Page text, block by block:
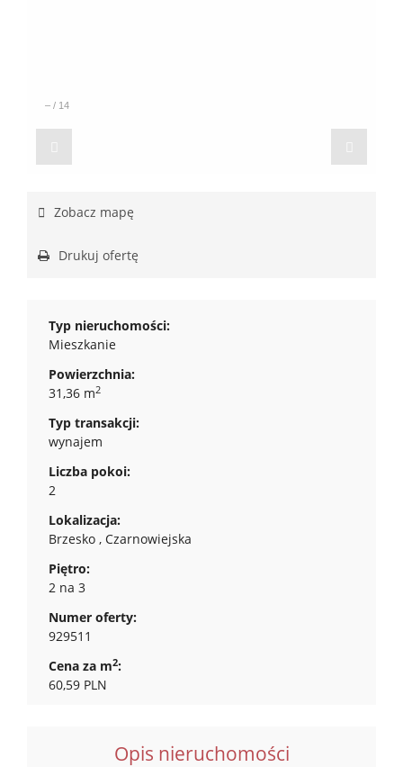
– / 14
Zobacz mapę
Drukuj ofertę
Typ nieruchomości:
Mieszkanie
Powierzchnia:
31,36 m2
Typ transakcji:
wynajem
Liczba pokoi:
2
Lokalizacja:
Brzesko , Czarnowiejska
Piętro:
2 na 3
Numer oferty:
929511
Cena za m2:
60,59 PLN
Opis nieruchomości